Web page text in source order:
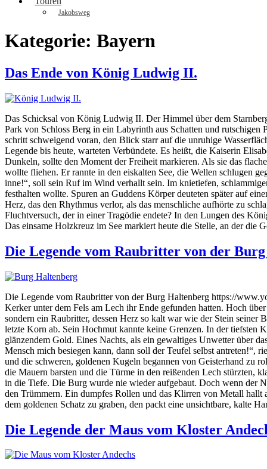
Jakobsweg
Kategorie: Bayern
Das Ende von König Ludwig II.
Das Schicksal von König Ludwig II. Der Himmel über dem
Park von Schloss Berg in ein Labyrinth aus Schatten und
schritt schweigend voran, den Blick starr auf die unruhige
Legende bis heute, warteten Verbündete. Es heißt, die Kaiserin
Dunkeln, sollte den Moment der Freiheit markieren. Als sie das
wollte fliehen. Er rannte in den eiskalten See, die Wellen schlugen
inne!“, soll sein Ruf im Wind verhallt sein. Im knietiefen,
festhalten wollte. Spuren an Guddens Körper deuteten später auf
Herz, das den Rhythmus verlor, als das menschliche aufhörte zu
Fluchtversuch, der in einer Tragödie endete? In den Lungen des
Das einsame Holzkreuz im See markiert heute die Stelle, an der die
Die Legende vom Raubritter von der
Die Legende vom Raubritter von der Burg Haltenberg https://
Kerker unter dem Fels am Lech ihr Ende gefunden hatten. Hoch
sondern ein Raubritter, dessen Herz so kalt war wie der Stein
letzte Korn ab. Sein Hochmut kannte keine Grenzen. In der tiefsten
glänzendem Gold. Eines Nachts, als ein gewaltiges Unwetter über
Mensch mich besiegen kann, dann soll der Teufel selbst antreten!“,
und die schweren, goldenen Kugeln begannen von Geisterhand zu
die Mauern barsten und die Türme in den reißenden Lech stürzten,
in die Tiefe. Die Burg wurde nie wieder aufgebaut. Doch wenn der
den Trümmern. Ein dumpfes Rollen und das Klirren von Metall hallt
dem goldenen Schatz zu graben, den packt eine unsichtbare, kalte
Die Legende der Maus vom Kloster